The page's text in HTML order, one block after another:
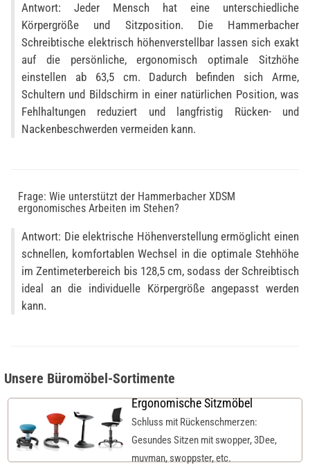
Antwort: Jeder Mensch hat eine unterschiedliche
Körpergröße und Sitzposition. Die Hammerbacher
Schreibtische elektrisch höhenverstellbar lassen sich exakt
auf die persönliche, ergonomisch optimale Sitzhöhe
einstellen ab 63,5 cm. Dadurch befinden sich Arme,
Schultern und Bildschirm in einer natürlichen Position, was
Fehlhaltungen reduziert und langfristig Rücken- und
Nackenbeschwerden vermeiden kann.
Frage: Wie unterstützt der Hammerbacher XDSM
ergonomisches Arbeiten im Stehen?
Antwort: Die elektrische Höhenverstellung ermöglicht einen
schnellen, komfortablen Wechsel in die optimale Stehhöhe
im Zentimeterbereich bis 128,5 cm, sodass der Schreibtisch
ideal an die individuelle Körpergröße angepasst werden
kann.
Unsere Büromöbel-Sortimente
Ergonomische Sitzmöbel
Schluss mit Rückenschmerzen:
Gesundes Sitzen mit swopper, 3Dee,
muvman, swoppster, etc.